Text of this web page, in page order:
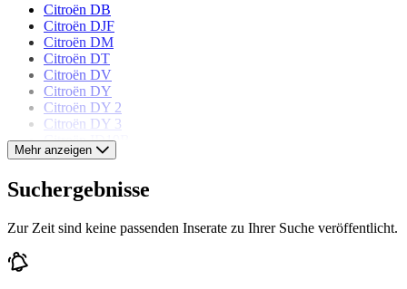
Citroën DB
Citroën DJF
Citroën DM
Citroën DT
Citroën DV
Citroën DY
Citroën DY 2
Citroën DY 3
Citroën ID19B
Citroën ID19F
Mehr anzeigen
Suchergebnisse
Zur Zeit sind keine passenden Inserate zu Ihrer Suche veröffentlicht.